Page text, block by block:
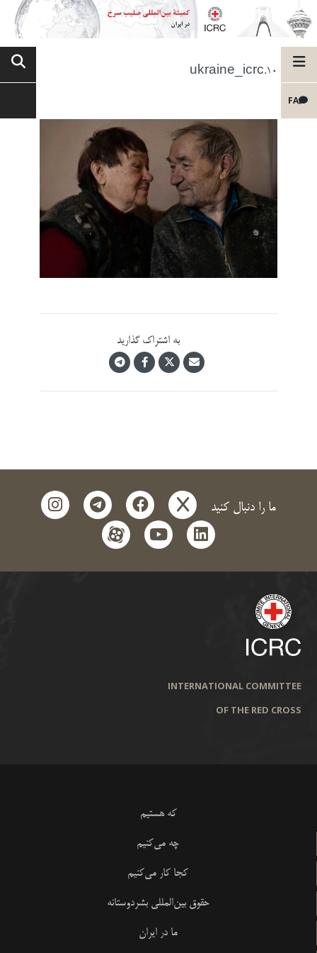
FA
10.ukraine_icrc
به اشتراک گذارید
ما را دنبال کنید x
facebook
telegram
instagram
linkedin
youtube
aparat
INTERNATIONAL COMMITTEE
OF THE RED CROSS
که هستیم
چه می‌کنیم
کجا کار می‌کنیم
حقوق بین‌المللی بشردوستانه
ما در ایران